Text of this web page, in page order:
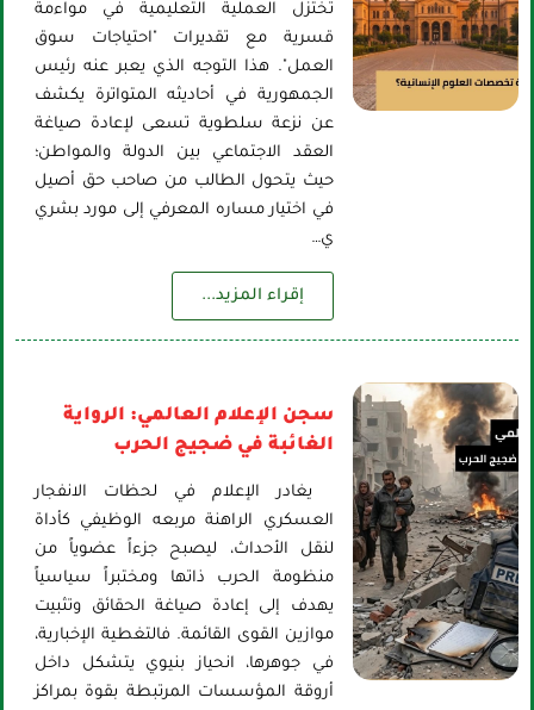
تختزل العملية التعليمية في مواءمة
قسرية مع تقديرات "احتياجات سوق
العمل". هذا التوجه الذي يعبر عنه رئيس
الجمهورية في أحاديثه المتواترة يكشف
عن نزعة سلطوية تسعى لإعادة صياغة
العقد الاجتماعي بين الدولة والمواطن؛
حيث يتحول الطالب من صاحب حق أصيل
في اختيار مساره المعرفي إلى مورد بشري
ي…
إقراء المزيد...
سجن الإعلام العالمي: الرواية
الغائبة في ضجيج الحرب
يغادر الإعلام في لحظات الانفجار
العسكري الراهنة مربعه الوظيفي كأداة
لنقل الأحداث، ليصبح جزءاً عضوياً من
منظومة الحرب ذاتها ومختبراً سياسياً
يهدف إلى إعادة صياغة الحقائق وتثبيت
موازين القوى القائمة. فالتغطية الإخبارية،
في جوهرها، انحياز بنيوي يتشكل داخل
أروقة المؤسسات المرتبطة بقوة بمراكز